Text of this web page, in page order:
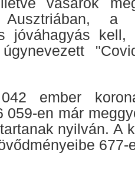
a
jóváhagyás
ember
059-en már
nyilván. A
677-